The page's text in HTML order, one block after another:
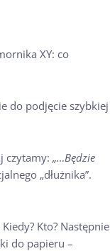
XY: co
do podjęcie szybkiej
czytamy: „…Będzie
„dłużnika”.
Kto? Następnie
do papieru –